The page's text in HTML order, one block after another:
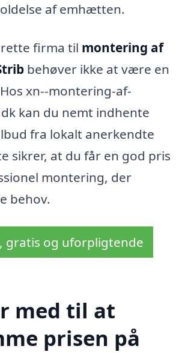
af emhætten.
firma til montering af
behøver ikke at være en
xn--montering-af-
kan du nemt indhente
fra lokalt anerkendte
sikrer, at du får en god pris
montering, der
behov.
gratis og uforpligtende
med til at
prisen på